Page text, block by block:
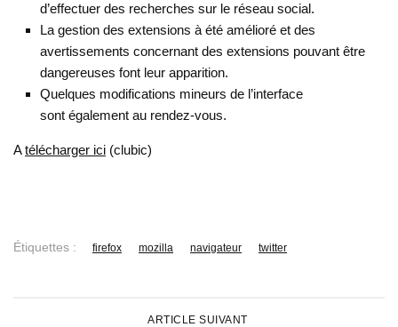
d’effectuer des recherches sur le réseau social.
La gestion des extensions à été amélioré et des
avertissements concernant des extensions pouvant être
dangereuses font leur apparition.
Quelques modifications mineurs de l’interface
sont également au rendez-vous.
Atélécharger ici (clubic)
Étiquettes : firefox mozilla navigateur twitter
ARTICLE SUIVANT